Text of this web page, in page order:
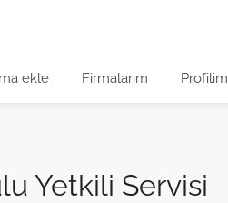
ekle Firmalarım Profilim
Yetkili Servisi